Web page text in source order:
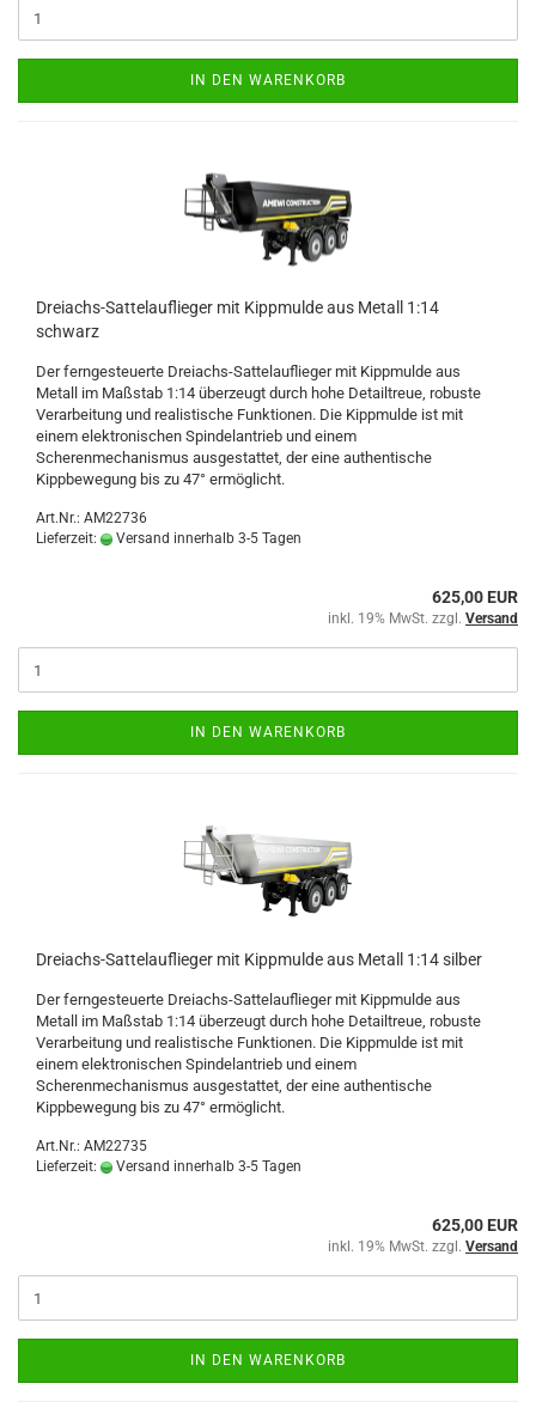
IN DEN WARENKORB
Dreiachs-Sattelauflieger mit Kippmulde aus Metall 1:14
schwarz
Der ferngesteuerte Dreiachs-Sattelauflieger mit Kippmulde aus
Metall im Maßstab 1:14 überzeugt durch hohe Detailtreue, robuste
Verarbeitung und realistische Funktionen. Die Kippmulde ist mit
einem elektronischen Spindelantrieb und einem
Scherenmechanismus ausgestattet, der eine authentische
Kippbewegung bis zu 47° ermöglicht.
Art.Nr.: AM22736
Lieferzeit:
Versand innerhalb 3-5 Tagen
625,00 EUR
inkl. 19% MwSt. zzgl. Versand
IN DEN WARENKORB
Dreiachs-Sattelauflieger mit Kippmulde aus Metall 1:14 silber
Der ferngesteuerte Dreiachs-Sattelauflieger mit Kippmulde aus
Metall im Maßstab 1:14 überzeugt durch hohe Detailtreue, robuste
Verarbeitung und realistische Funktionen. Die Kippmulde ist mit
einem elektronischen Spindelantrieb und einem
Scherenmechanismus ausgestattet, der eine authentische
Kippbewegung bis zu 47° ermöglicht.
Art.Nr.: AM22735
Lieferzeit:
Versand innerhalb 3-5 Tagen
625,00 EUR
inkl. 19% MwSt. zzgl. Versand
IN DEN WARENKORB